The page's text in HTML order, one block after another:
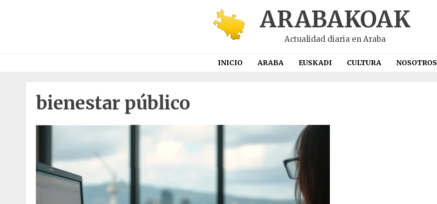
ARABAKOAK
Actualidad diaria en Araba
INICIO ARABA EUSKADI CULTURA NOSOTROS
bienestar público